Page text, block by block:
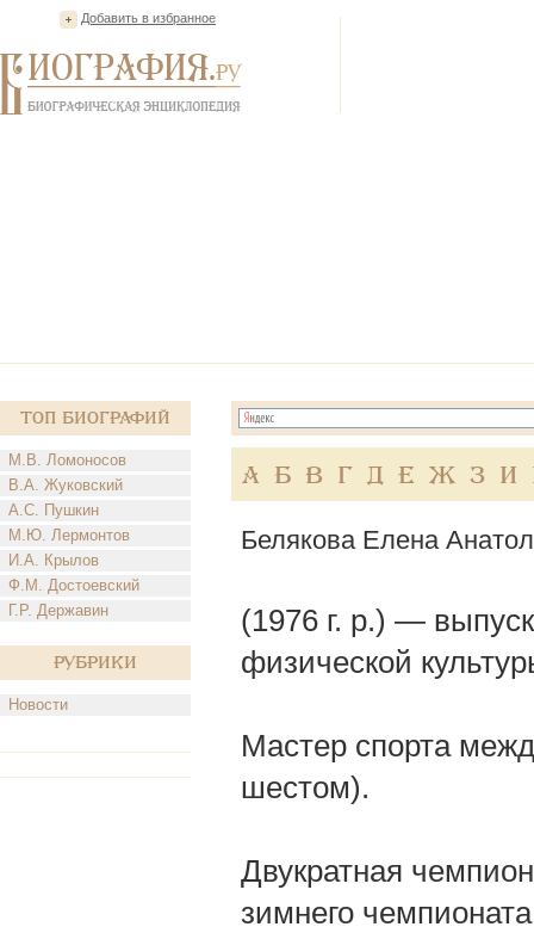
Добавить в избранное
Топ Биографий
М.В. Ломоносов
В.А. Жуковский
А.С. Пушкин
М.Ю. Лермонтов
И.А. Крылов
Ф.М. Достоевский
Г.Р. Державин
Рубрики
Новости
А Б В Г Д Е Ж З И
Белякова Елена
(1976 г. р.) —
физической
Мастер спорта
шестом).
Двукратная
зимнего